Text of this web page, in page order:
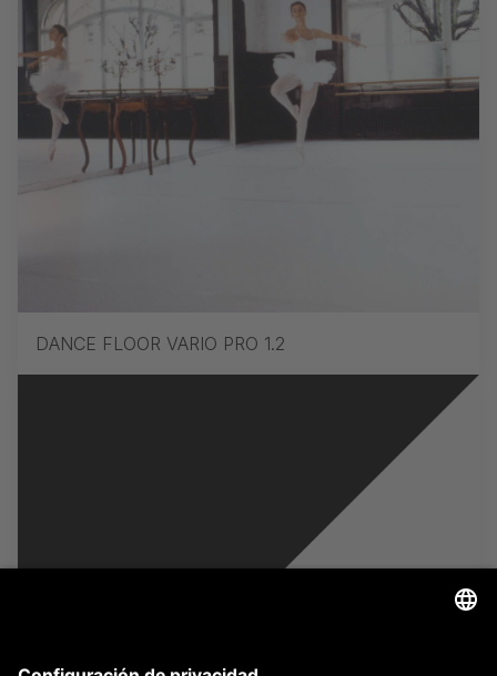
DANCE FLOOR VARIO PRO 1.2